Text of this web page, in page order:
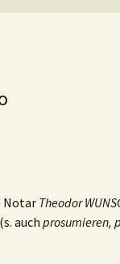
Notar Theodor
(s. auch prosumieren,